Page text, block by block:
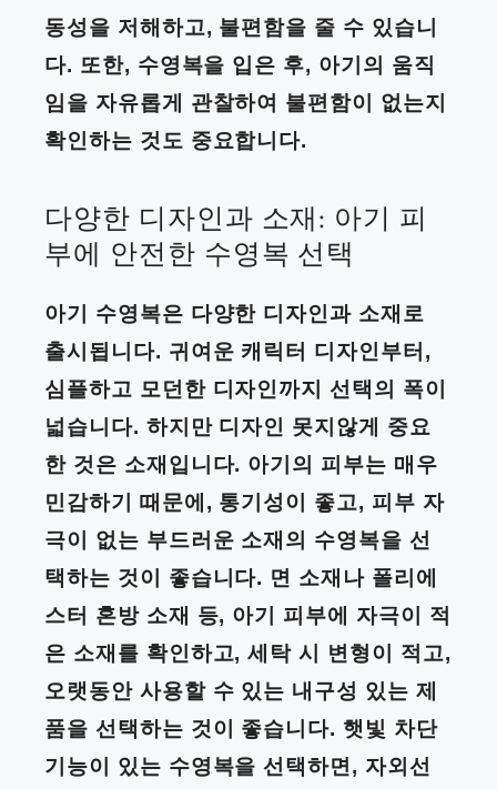
동성을 저해하고, 불편함을 줄 수 있습니
다. 또한, 수영복을 입은 후, 아기의 움직
임을 자유롭게 관찰하여 불편함이 없는지
확인하는 것도 중요합니다.
다양한 디자인과 소재: 아기 피
부에 안전한 수영복 선택
아기 수영복은 다양한 디자인과 소재로
출시됩니다. 귀여운 캐릭터 디자인부터,
심플하고 모던한 디자인까지 선택의 폭이
넓습니다. 하지만 디자인 못지않게 중요
한 것은 소재입니다. 아기의 피부는 매우
민감하기 때문에, 통기성이 좋고, 피부 자
극이 없는 부드러운 소재의 수영복을 선
택하는 것이 좋습니다. 면 소재나 폴리에
스터 혼방 소재 등, 아기 피부에 자극이 적
은 소재를 확인하고, 세탁 시 변형이 적고,
오랫동안 사용할 수 있는 내구성 있는 제
품을 선택하는 것이 좋습니다. 햇빛 차단
기능이 있는 수영복을 선택하면, 자외선